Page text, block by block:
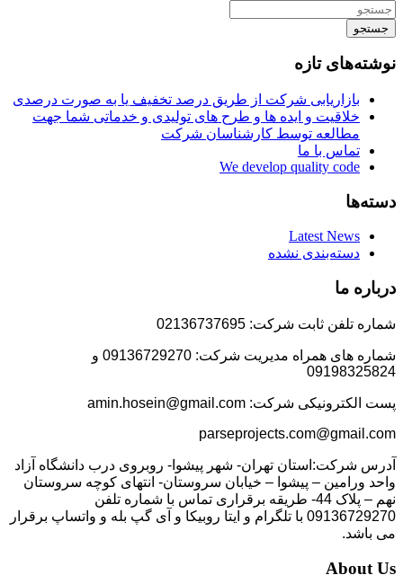
جستجو
نوشته‌های تازه
بازاریابی شرکت از طریق درصد تخفیف یا به صورت درصدی
خلاقیت و ایده ها و طرح های تولیدی و خدماتی شما جهت
مطالعه توسط کارشناسان شرکت
تماس با ما
We develop quality code
دسته‌ها
Latest News
دسته‌بندی نشده
درباره ما
شماره تلفن ثابت شرکت: 02136737695
شماره های همراه مدیریت شرکت: 09136729270 و
09198325824
پست الکترونیکی شرکت: amin.hosein@gmail.com
parseprojects.com@gmail.com
آدرس شرکت:استان تهران- شهر پیشوا- روبروی درب دانشگاه آزاد
واحد ورامین – پیشوا – خیابان سروستان- انتهای کوچه سروستان
نهم – پلاک 44- طریقه برقراری تماس با شماره تلفن
09136729270 با تلگرام و ایتا روبیکا و آی گپ بله و واتساپ برقرار
می باشد.
About Us